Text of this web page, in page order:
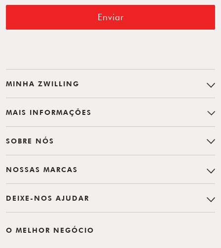
Enviar
MINHA ZWILLING
MAIS INFORMAÇÕES
SOBRE NÓS
NOSSAS MARCAS
DEIXE-NOS AJUDAR
O MELHOR NEGÓCIO